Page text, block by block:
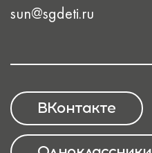
sun@sgdeti.ru
ВКонтакте